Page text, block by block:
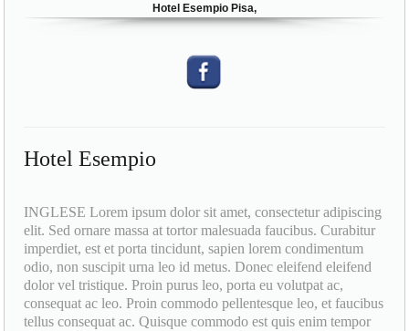
Hotel Esempio Pisa,
Hotel Esempio
INGLESE Lorem ipsum dolor sit amet, consectetur adipiscing
elit. Sed ornare massa at tortor malesuada faucibus. Curabitur
imperdiet, est et porta tincidunt, sapien lorem condimentum
odio, non suscipit urna leo id metus. Donec eleifend eleifend
dolor vel tristique. Proin purus leo, porta eu volutpat ac,
consequat ac leo. Proin commodo pellentesque leo, et faucibus
tellus consequat ac. Quisque commodo est quis enim tempor